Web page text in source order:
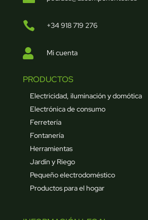
 +34 918 719 276
 Mi cuenta
PRODUCTOS
Electricidad, iluminación y domótica
Electrónica de consumo
Ferretería
Fontanería
Herramientas
Jardín y Riego
Pequeño electrodoméstico
Productos para el hogar